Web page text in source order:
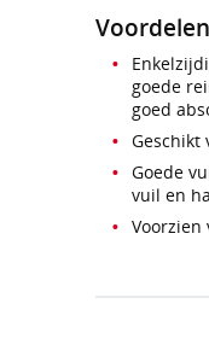
Voordelen
goede
goed
Geschikt
Goede
vuil en
Voorzien